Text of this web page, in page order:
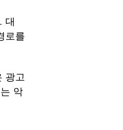
대
로를
광고
악